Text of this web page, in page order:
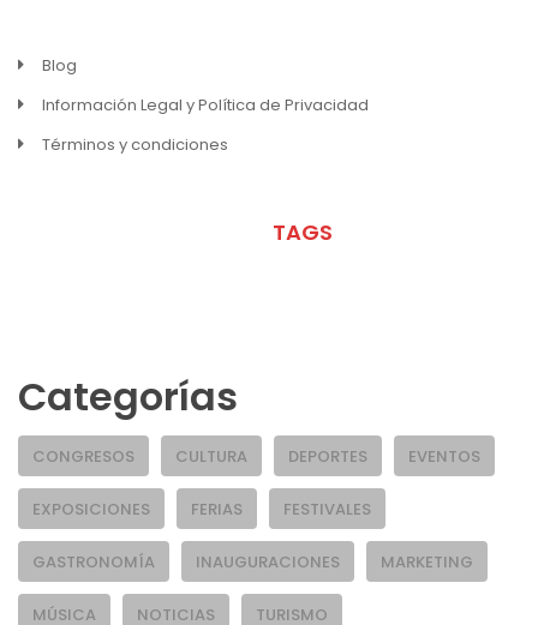
Blog
Información Legal y Política de Privacidad
Términos y condiciones
TAGS
Categorías
CONGRESOS CULTURA DEPORTES EVENTOS
EXPOSICIONES FERIAS FESTIVALES
GASTRONOMÍA INAUGURACIONES MARKETING
MÚSICA NOTICIAS TURISMO